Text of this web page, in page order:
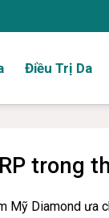
Điều Trị Da
trong
Mỹ Diamond ưa